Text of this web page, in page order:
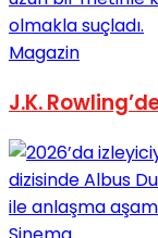
Magazin
J.K.